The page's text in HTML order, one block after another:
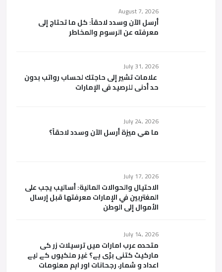
August 7, 2026
أرسل الآن وسدد لاحقاً: كل ما تحتاج إلى
معرفته عن الرسوم والمخاطر
July 31, 2026
علامات تشير إلى حاجتك لحساب رواتب بدون
حد أدنى للرصيد في الإمارات
July 24, 2026
ما هي ميزة أرسل الآن وسدد لاحقاً؟
July 17, 2026
الاحتيال والحوالات المالية: أساليب يجب على
المغتربين في الإمارات معرفتها قبل إرسال
الأموال إلى الوطن
July 14, 2026
متحدہ عرب امارات میں ترسیلات زر کی
مارکیٹ کتنی بڑی ہے؟ غیر ملکیوں کے لیے
اعداد و شمار، رجحانات اور اہم معلومات